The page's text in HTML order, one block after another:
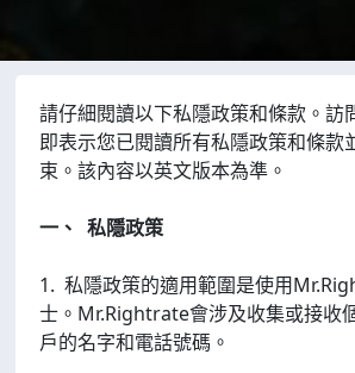
請仔細閱讀以下私隱政策和條款。
即表示您已閱讀所有私隱政策和條款
束。該內容以英文版本為準。
一、 私隱政策
1. 私隱政策的適用範圍是使用
士。Mr.Rightrate會涉及收集或接收
戶的名字和電話號碼。